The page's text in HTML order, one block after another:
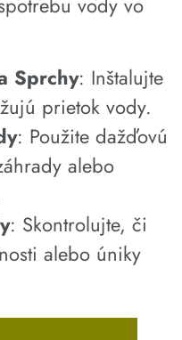
Sprchy: Inštalujte
prietok vody.
: Použite dažďovú
alebo
: Skontrolujte, či
alebo úniky